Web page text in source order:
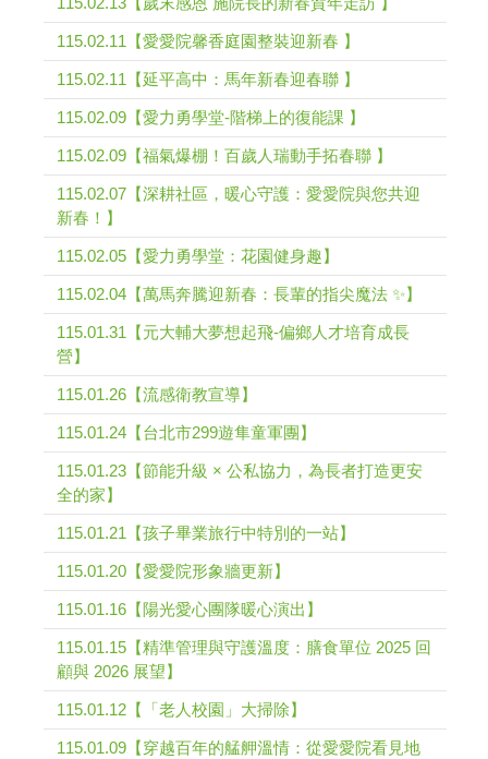
115.02.11【愛愛院馨香庭園整裝迎新春 】
115.02.11【延平高中：馬年新春迎春聯 】
115.02.09【愛力勇學堂-階梯上的復能課 】
115.02.09【福氣爆棚！百歲人瑞動手拓春聯 】
115.02.07【深耕社區，暖心守護：愛愛院與您共迎
新春！】
115.02.05【愛力勇學堂：花園健身趣】
115.02.04【萬馬奔騰迎新春：長輩的指尖魔法 ✨】
115.01.31【元大輔大夢想起飛-偏鄉人才培育成長
營】
115.01.26【流感衛教宣導】
115.01.24【台北市299遊隼童軍團】
115.01.23【節能升級 × 公私協力，為長者打造更安
全的家】
115.01.21【孩子畢業旅行中特別的一站】
115.01.20【愛愛院形象牆更新】
115.01.16【陽光愛心團隊暖心演出】
115.01.15【精準管理與守護溫度：膳食單位 2025 回
顧與 2026 展望】
115.01.12【「老人校園」大掃除】
115.01.09【穿越百年的艋舺溫情：從愛愛院看見地